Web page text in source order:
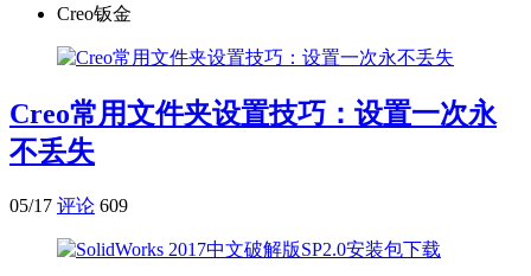
Creo钣金
Creo常用文件夹设置技巧：设置一次永
不丢失
05/17 评论 609